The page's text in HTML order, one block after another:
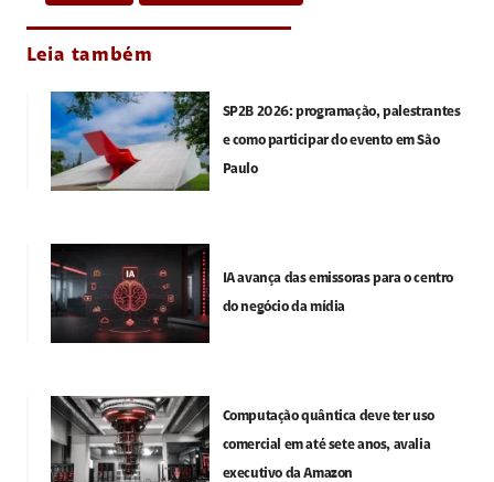
Leia também
SP2B 2026: programação, palestrantes
e como participar do evento em São
Paulo
IA avança das emissoras para o centro
do negócio da mídia
Computação quântica deve ter uso
comercial em até sete anos, avalia
executivo da Amazon